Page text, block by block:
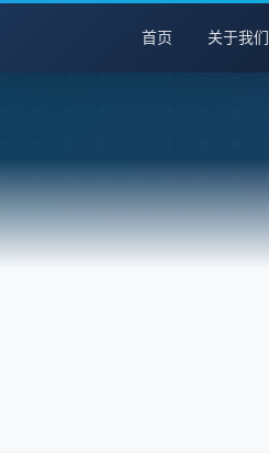
首页 关于我们